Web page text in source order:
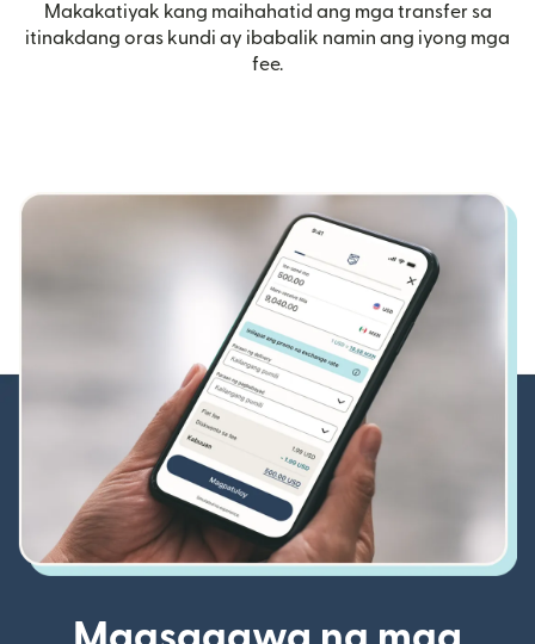
Makakatiyak kang maihahatid ang mga transfer sa
itinakdang oras kundi ay ibabalik namin ang iyong mga
fee.